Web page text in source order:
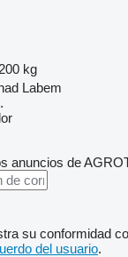
kg
Labem
anuncios de
su conformidad
del usuario.